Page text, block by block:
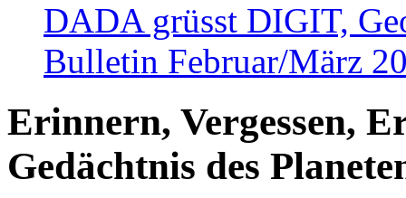
DADA grüsst DIGIT,
Bulletin Februar/März
Erinnern, Vergessen,
Gedächtnis des